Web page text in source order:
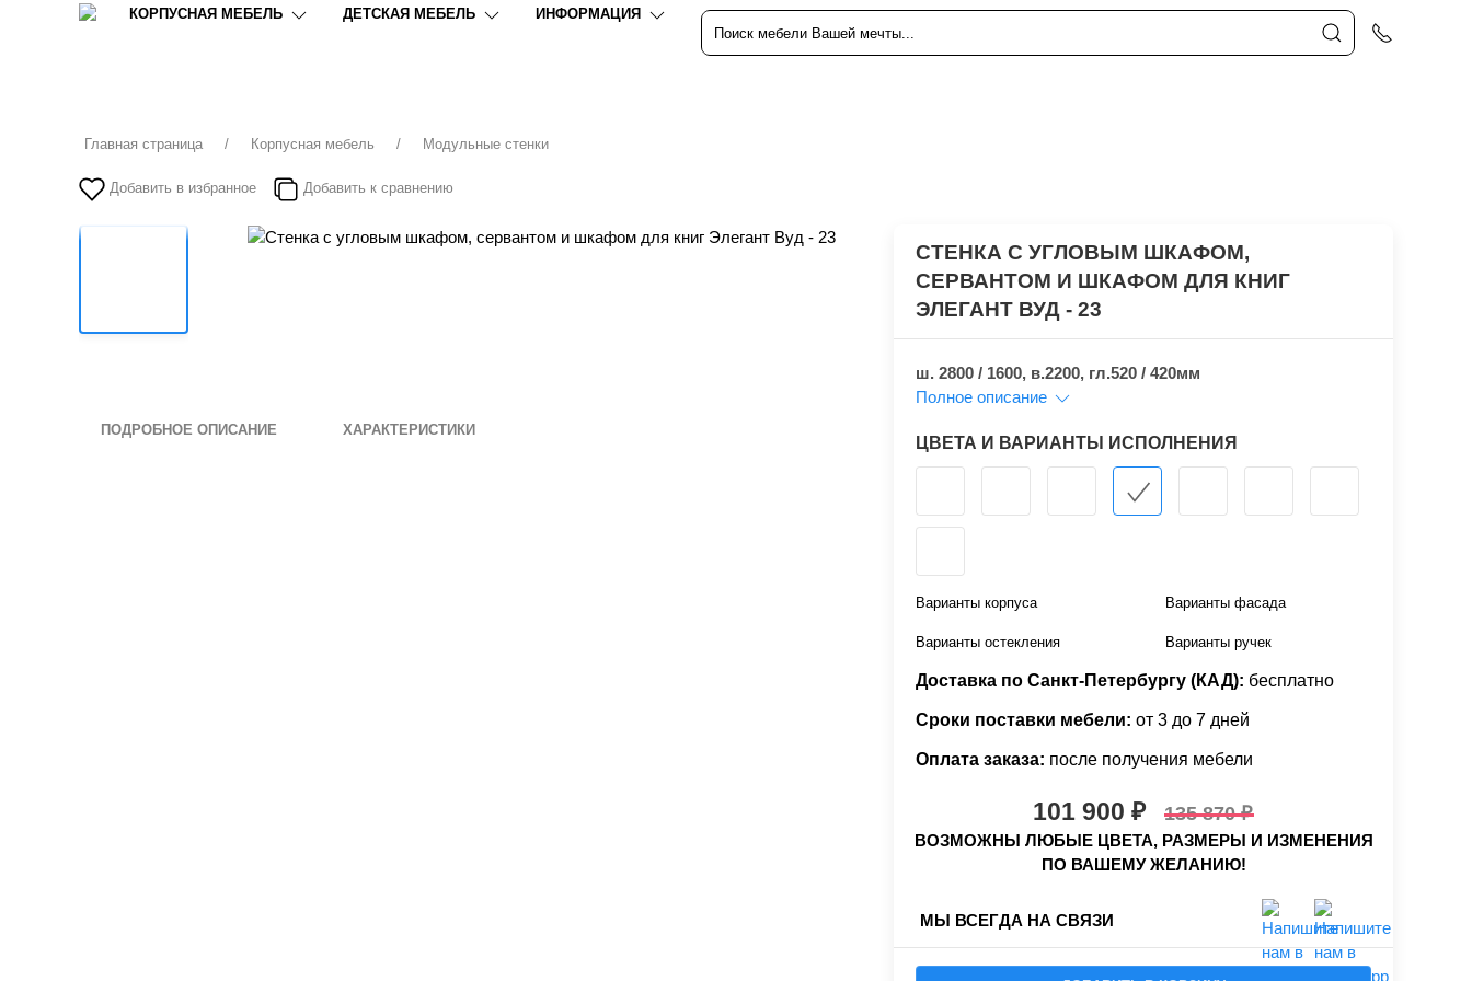
КОРПУСНАЯ МЕБЕЛЬ ДЕТСКАЯ МЕБЕЛЬ ИНФОРМАЦИЯ
Главная страница Корпусная мебель Модульные стенки
Добавить в избранное Добавить к сравнению
ПОДРОБНОЕ ОПИСАНИЕ ХАРАКТЕРИСТИКИ
СТЕНКА С УГЛОВЫМ ШКАФОМ,
СЕРВАНТОМ И ШКАФОМ ДЛЯ КНИГ
ЭЛЕГАНТ ВУД - 23
ш. 2800 / 1600, в.2200, гл.520 / 420мм
Полное описание
ЦВЕТА И ВАРИАНТЫ ИСПОЛНЕНИЯ
Варианты корпуса Варианты фасада
Варианты остекления Варианты ручек
Доставка по Санкт-Петербургу (КАД): бесплатно
Сроки поставки мебели: от 3 до 7 дней
Оплата заказа: после получения мебели
101 900 135 870
ВОЗМОЖНЫ ЛЮБЫЕ ЦВЕТА, РАЗМЕРЫ И ИЗМЕНЕНИЯ
ПО ВАШЕМУ ЖЕЛАНИЮ!
МЫ ВСЕГДА НА СВЯЗИ